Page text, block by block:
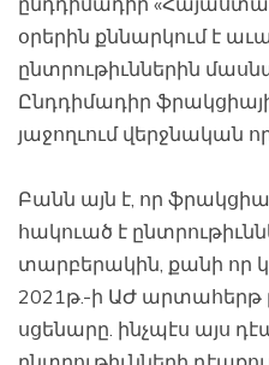
օրերին քննարկում է
ընտրութիւններին
Ընդդիմադիր
յաջողւում վերջնական
Բանն այն է, որ
հակուած է
տարբերակին, քանի որ
2021թ.-ի ԱԺ արտահերթ
սցենարը. ինչպէս այս